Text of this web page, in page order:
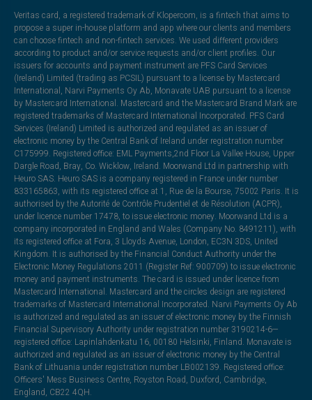
Veritas card, a registered trademark of Klopercom, is a fintech that aims to
propose a super in-house platform and app where our clients and members
can choose fintech and non-fintech services. We used different providers
according to product and/or service requests and/or client profiles. Our
issuers for accounts and payment instrument are PFS Card Services
(Ireland) Limited (trading as PCSIL) pursuant to a license by Mastercard
International, Narvi Payments Oy Ab, Monavate UAB pursuant to a license
by Mastercard International. Mastercard and the Mastercard Brand Mark are
registered trademarks of Mastercard International Incorporated. PFS Card
Services (Ireland) Limited is authorized and regulated as an issuer of
electronic money by the Central Bank of Ireland under registration number
C175999. Registered office: EML Payments,2nd Floor La Vallee House, Upper
Dargle Road, Bray, Co. Wicklow, Ireland. Moorwand Ltd in partnership with
Heuro SAS. Heuro SAS is a company registered in France under number
833165863, with its registered office at 1, Rue de la Bourse, 75002 Paris. It is
authorised by the Autorité de Contrôle Prudentiel et de Résolution (ACPR),
under licence number 17478, to issue electronic money. Moorwand Ltd is a
company incorporated in England and Wales (Company No. 8491211), with
its registered office at Fora, 3 Lloyds Avenue, London, EC3N 3DS, United
Kingdom. It is authorised by the Financial Conduct Authority under the
Electronic Money Regulations 2011 (Register Ref: 900709) to issue electronic
money and payment instruments. The card is issued under licence from
Mastercard International. Mastercard and the circles design are registered
trademarks of Mastercard International Incorporated. Narvi Payments Oy Ab
is authorized and regulated as an issuer of electronic money by the Finnish
Financial Supervisory Authority under registration number 3190214-6—
registered office: Lapinlahdenkatu 16, 00180 Helsinki, Finland. Monavate is
authorized and regulated as an issuer of electronic money by the Central
Bank of Lithuania under registration number LB002139. Registered office:
Officers' Mess Business Centre, Royston Road, Duxford, Cambridge,
England, CB22 4QH.